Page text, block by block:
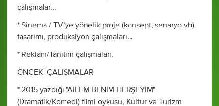
çalışmalar...
* Sinema / TV’ye yönelik proje (konsept, senaryo vb)
tasarımı, prodüksiyon çalışmaları...
* Reklam/Tanıtım çalışmaları.
ÖNCEKİ ÇALIŞMALAR
* 2015 yazdığı "AiLEM BENİM HERŞEYİM"
(Dramatik/Komedi) filmi öyküsü, Kültür ve Turizm